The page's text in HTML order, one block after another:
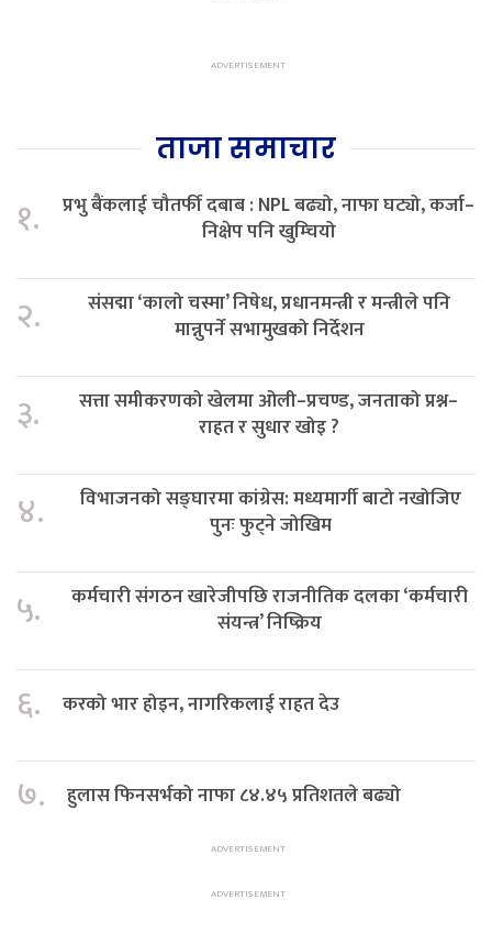
ताजा समाचार
१.
प्रभु बैंकलाई चौतर्फी दबाब : NPL बढ्यो, नाफा घट्यो, कर्जा–
निक्षेप पनि खुम्चियो
२.
संसद्मा ‘कालो चस्मा’ निषेध, प्रधानमन्त्री र मन्त्रीले पनि
मान्नुपर्ने सभामुखको निर्देशन
३.
सत्ता समीकरणको खेलमा ओली–प्रचण्ड, जनताको प्रश्न–
राहत र सुधार खोइ ?
४.
विभाजनको सङ्घारमा कांग्रेस: मध्यमार्गी बाटो नखोजिए
पुनः फुट्ने जोखिम
५.
कर्मचारी संगठन खारेजीपछि राजनीतिक दलका ‘कर्मचारी
संयन्त्र’ निष्क्रिय
६. करको भार होइन, नागरिकलाई राहत देउ
७. हुलास फिनसर्भको नाफा ८४.४५ प्रतिशतले बढ्यो